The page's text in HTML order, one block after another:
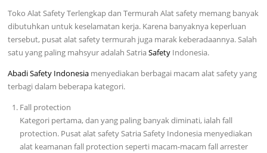
Toko Alat Safety Terlengkap dan Termurah Alat safety memang banyak
dibutuhkan untuk keselamatan kerja. Karena banyaknya keperluan
tersebut, pusat alat safety termurah juga marak keberadaannya. Salah
satu yang paling mahsyur adalah SatriaSafety Indonesia.
Abadi Safety Indonesia menyediakan berbagai macam alat safety yang
terbagi dalam beberapa kategori.
Fall protection
Kategori pertama, dan yang paling banyak diminati, ialah fall
protection. Pusat alat safety Satria Safety Indonesia menyediakan
alat keamanan fall protection seperti macam-macam fall arrester